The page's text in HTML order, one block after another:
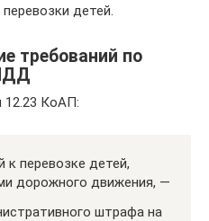
детей.
требований по
12.23 КоАП:
к перевозке детей,
дорожного движения, —
штрафа на